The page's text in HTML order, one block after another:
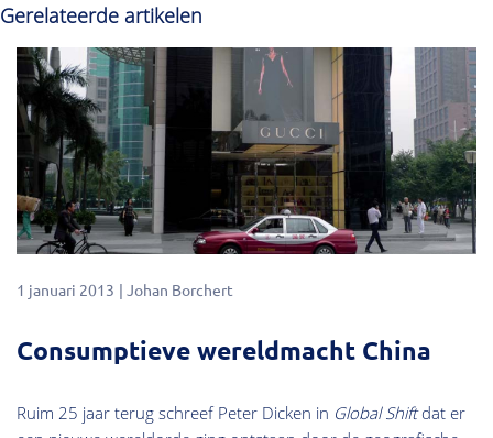
Gerelateerde artikelen
1 januari 2013 Johan Borchert
Consumptieve wereldmacht China
Ruim 25 jaar terug schreef Peter Dicken in Global Shiftdat er